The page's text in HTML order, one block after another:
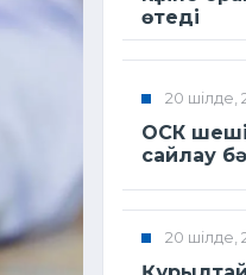
өтеді
20 шілде,
ОСК
сайлау
20 шілде,